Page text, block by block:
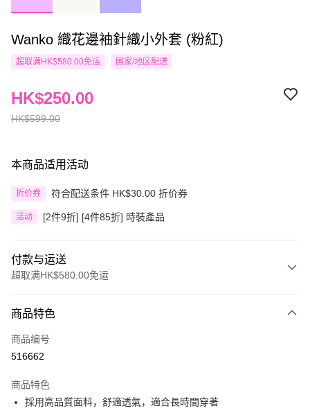
Wanko 織花邊袖針織小外套 (粉紅)
超取满HK$580.00免运 国家/地区配送
HK$599.00
HK$250.00
本商品适用活动
折价券 符合配送条件 HK$30.00 折价券
活动 [2件9折] [4件85折] 時裝產品
付款与运送
超取满HK$580.00免运
信用卡
Apple Pay
AlipayHK
商品特色
商品编号
516662
商品特色
採用高品質面料，舒適透氣，適合長時間穿著